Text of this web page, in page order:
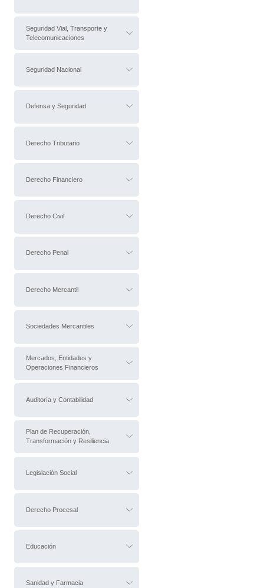
Seguridad Vial, Transporte y
Telecomunicaciones
Seguridad Nacional
Defensa y Seguridad
Derecho Tributario
Derecho Financiero
Derecho Civil
Derecho Penal
Derecho Mercantil
Sociedades Mercantiles
Mercados, Entidades y
Operaciones Financieros
Auditoría y Contabilidad
Plan de Recuperación,
Transformación y Resiliencia
Legislación Social
Derecho Procesal
Educación
Sanidad y Farmacia